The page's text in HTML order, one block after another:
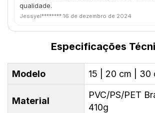
qualidade.
Jessyel******** 16 de dezembro de 2024
Especificações
Modelo 15 | 20 cm | 30
Material
PVC/PS/PET
410g